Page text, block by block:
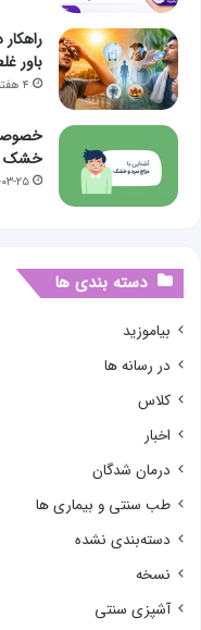
باور
۴ هفته پیش
خشک
دسته بندی ها
بیاموزید
در رسانه ها
کلاس
اخبار
درمان شدگان
طب سنتی و بیماری ها
دسته‌بندی نشده
نسخه
آشپزی سنتی